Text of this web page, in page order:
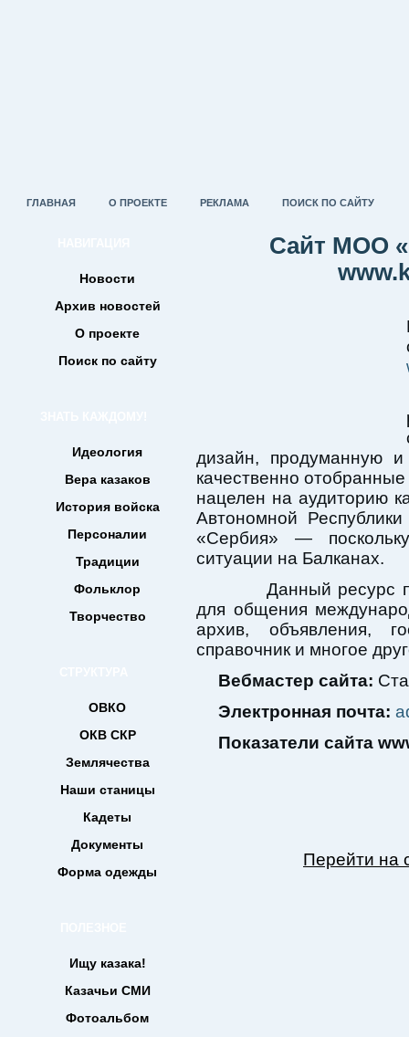
ГЛАВНАЯ О ПРОЕКТЕ РЕКЛАМА ПОИСК ПО САЙТУ
Новости
Архив новостей
О проекте
Поиск по сайту
Идеология
Вера казаков
История войска
Персоналии
Традиции
Фольклор
Творчество
ОВКО
ОКВ СКР
Землячества
Наши станицы
Кадеты
Документы
Форма одежды
Ищу казака!
Казачьи СМИ
Фотоальбом
Сайт МОО
дизайн, продуманную
качественно
нацелен на аудиторию
Автономной
«Сербия» —
ситуации на Балканах.
Данный ресурс
для общения
архив, объявления,
справочник и многое
Вебмастер сайта:
Электронная почта:
Показатели сайта
Перейти на